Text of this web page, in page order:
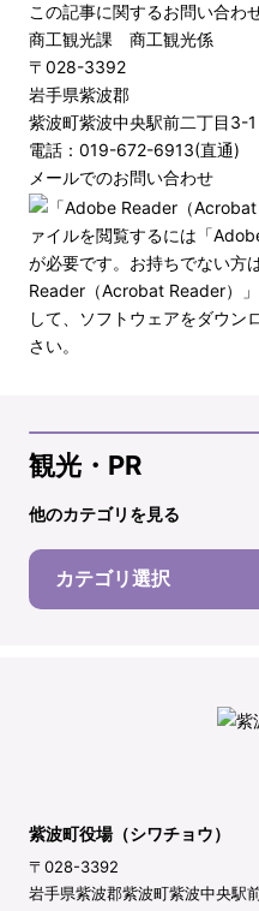
この記事に関するお問い合わ
商工観光課 商工観光係
〒028-3392
岩手県紫波郡
紫波町紫波中央駅前二丁目3-1
電話：019-672-6913(直通)
メールでのお問い合わせ
ァイルを閲覧するには「
が必要です。お持ちでない方
Reader（Acrobat Reader）
して、ソフトウェアをダウン
さい。
観光・PR
他のカテゴリを見る
カテゴリ選択
紫波町役場（シワチョウ）
〒028-3392
岩手県紫波郡紫波町紫波中央駅